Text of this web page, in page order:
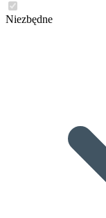
Niezbędne